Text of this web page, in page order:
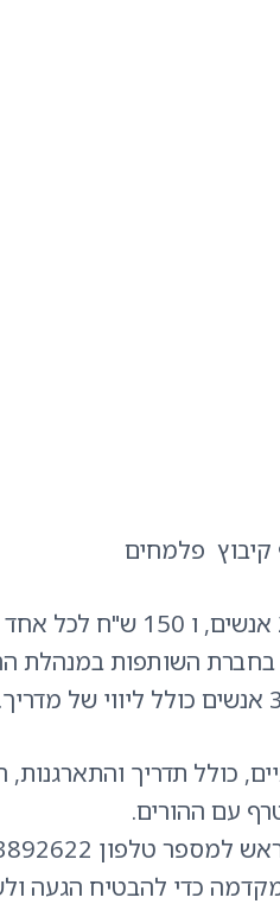
פלמחים
כולל תדריך
כדי להבטיח הגעה